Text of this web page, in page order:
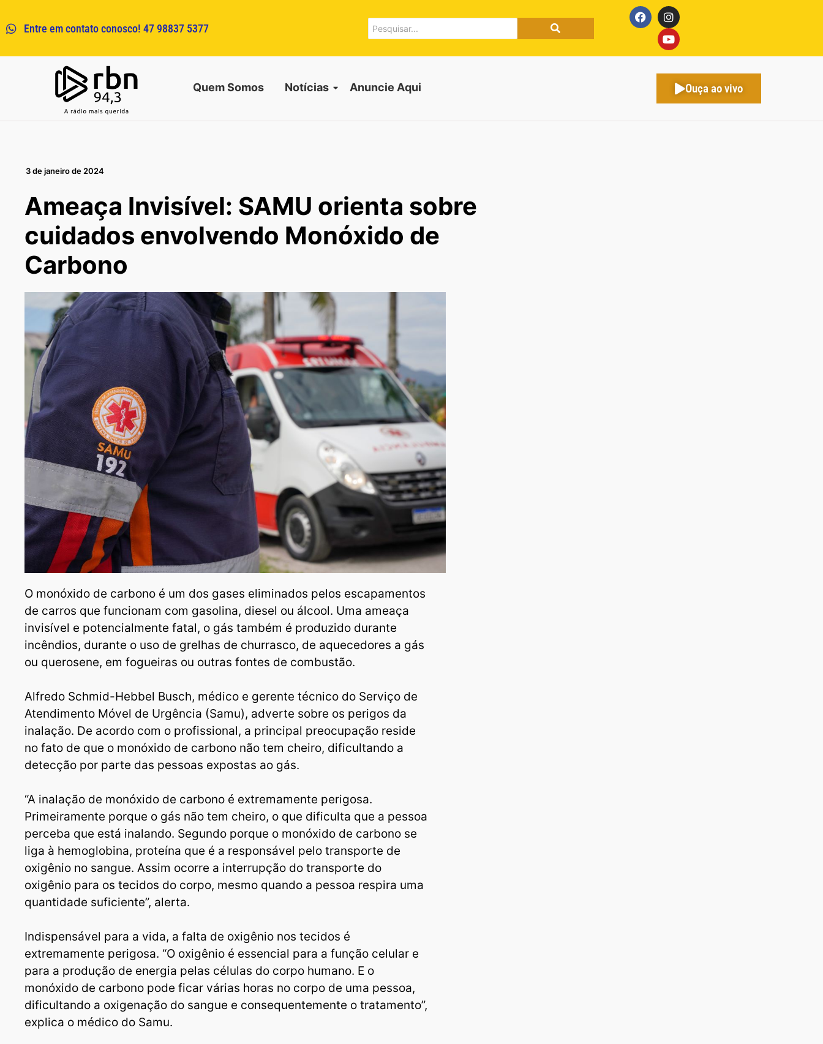
Entre em contato conosco! 47 98837 5377
Quem Somos Notícias Anuncie Aqui Ouça ao vivo
3 de janeiro de 2024
Ameaça Invisível: SAMU orienta sobre
cuidados envolvendo Monóxido de
Carbono
O monóxido de carbono é um dos gases eliminados pelos escapamentos
de carros que funcionam com gasolina, diesel ou álcool. Uma ameaça
invisível e potencialmente fatal, o gás também é produzido durante
incêndios, durante o uso de grelhas de churrasco, de aquecedores a gás
ou querosene, em fogueiras ou outras fontes de combustão.
Alfredo Schmid-Hebbel Busch, médico e gerente técnico do Serviço de
Atendimento Móvel de Urgência (Samu), adverte sobre os perigos da
inalação. De acordo com o profissional, a principal preocupação reside
no fato de que o monóxido de carbono não tem cheiro, dificultando a
detecção por parte das pessoas expostas ao gás.
“A inalação de monóxido de carbono é extremamente perigosa.
Primeiramente porque o gás não tem cheiro, o que dificulta que a pessoa
perceba que está inalando. Segundo porque o monóxido de carbono se
liga à hemoglobina, proteína que é a responsável pelo transporte de
oxigênio no sangue. Assim ocorre a interrupção do transporte do
oxigênio para os tecidos do corpo, mesmo quando a pessoa respira uma
quantidade suficiente”, alerta.
Indispensável para a vida, a falta de oxigênio nos tecidos é
extremamente perigosa. “O oxigênio é essencial para a função celular e
para a produção de energia pelas células do corpo humano. E o
monóxido de carbono pode ficar várias horas no corpo de uma pessoa,
dificultando a oxigenação do sangue e consequentemente o tratamento”,
explica o médico do Samu.